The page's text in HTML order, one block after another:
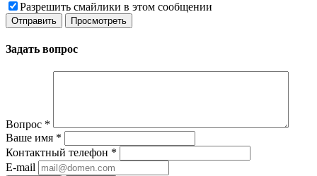
Разрешить смайлики в этом сообщении
Задать вопрос
Вопрос *
Ваше имя *
Контактный телефон *
E-mail